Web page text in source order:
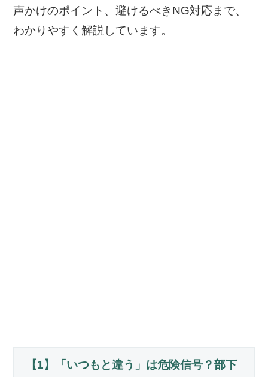
声かけのポイント、避けるべきNG対応まで、
わかりやすく解説しています。
【1】「いつもと違う」は危険信号？部下